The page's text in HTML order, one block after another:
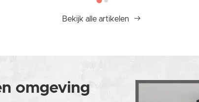
Bekijk alle artikelen
omgeving